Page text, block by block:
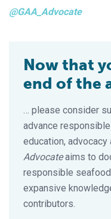
@GAA_Advocate
Now that
end of the
… please consider
advance
education,
Advocateaims to
responsible
expansive
contributors.